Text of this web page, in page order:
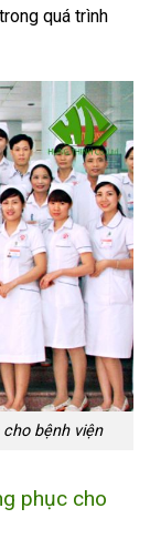
quá trình
bệnh viện
phục cho